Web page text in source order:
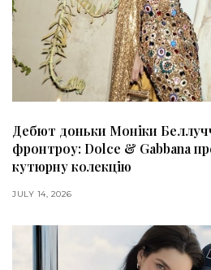
Дебют доньки Моніки
фронтроу: Dolce & Gabbana
кутюрну колекцію
JULY 14, 2026